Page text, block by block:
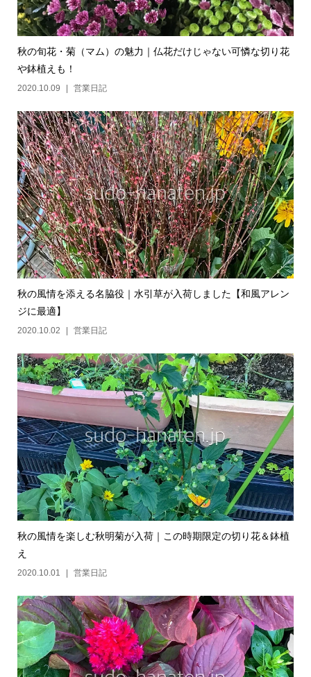
秋の旬花・菊（マム）の魅力｜仏花だけじゃない可憐な切り花
や鉢植えも！
2020.10.09 営業日記
秋の風情を添える名脇役｜水引草が入荷しました【和風アレン
ジに最適】
2020.10.02 営業日記
秋の風情を楽しむ秋明菊が入荷｜この時期限定の切り花＆鉢植
え
2020.10.01 営業日記